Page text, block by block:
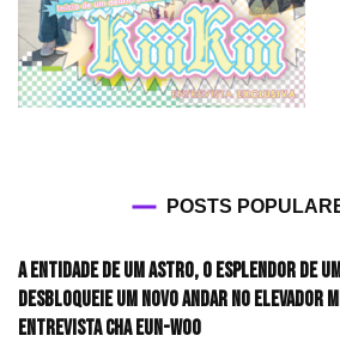
POSTS
A entidade de um astro, o esplendor de
desbloqueie um novo andar no elevador
Entrevista CHA EUN-WOO